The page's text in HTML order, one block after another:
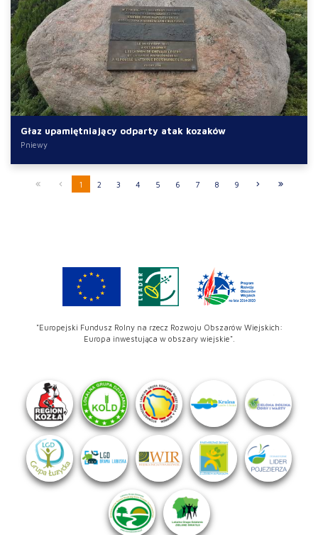
Głaz upamiętniający odparty atak kozaków
Pniewy
1 2 3 4 5 6 7 8 9
"Europejski Fundusz Rolny na rzecz Rozwoju Obszarów Wiejskich:
Europa inwestująca w obszary wiejskie".